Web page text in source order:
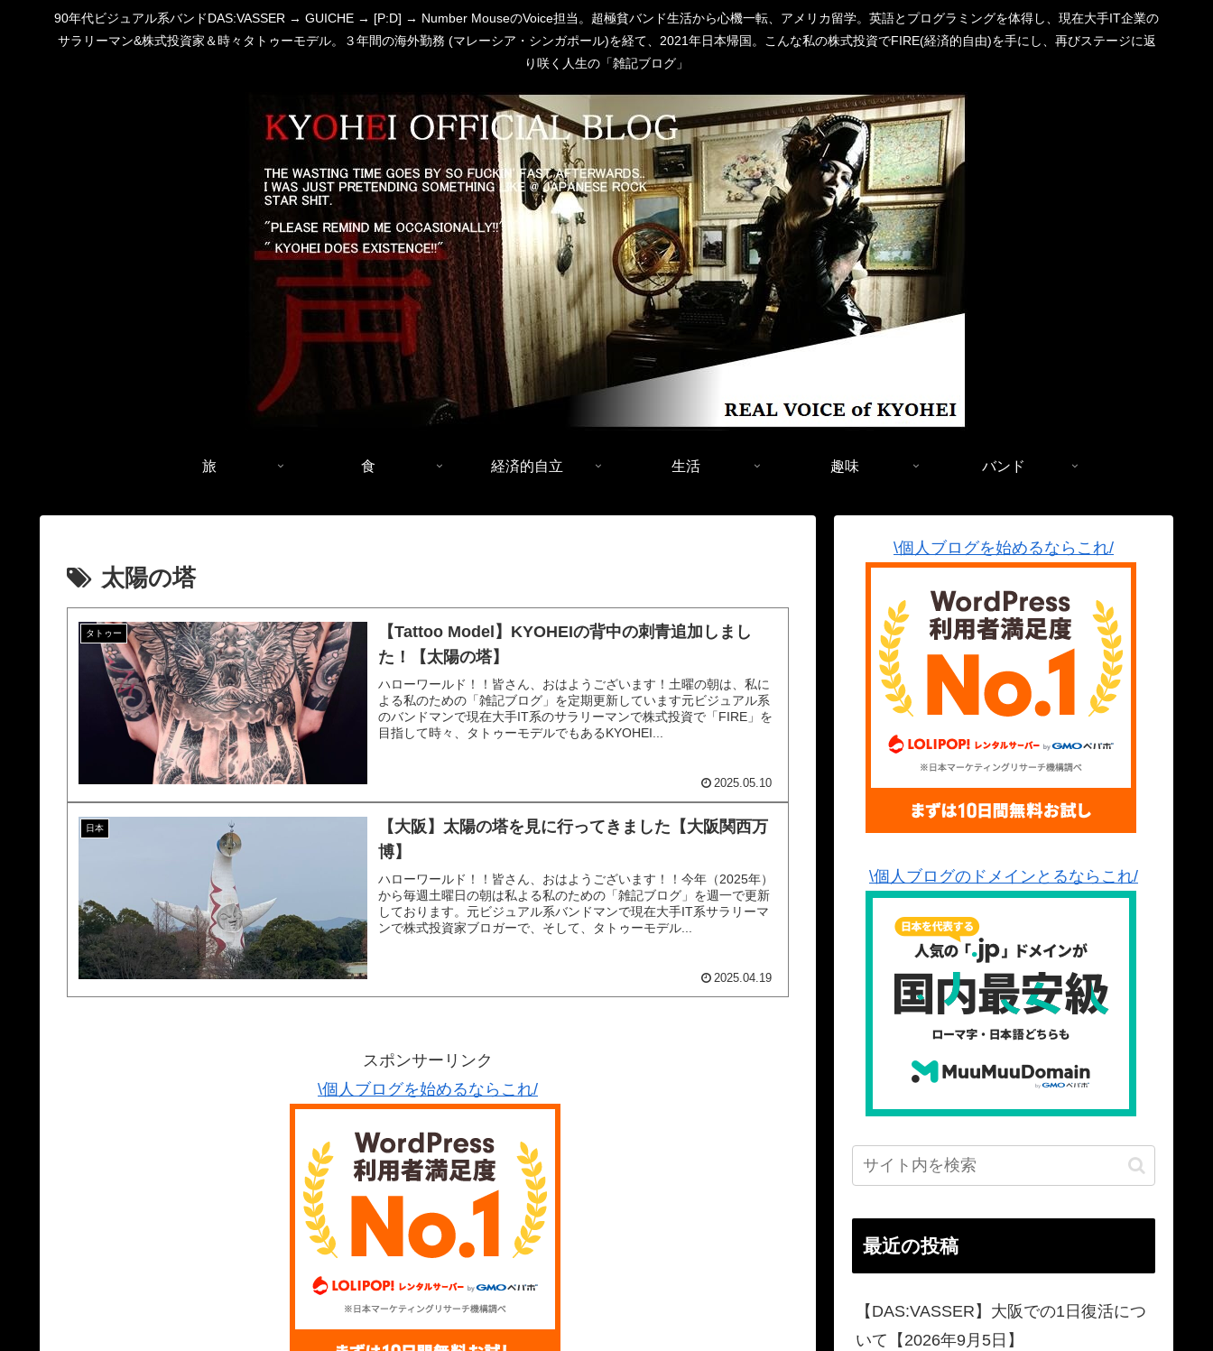
90年代ビジュアル系バンドDAS:VASSER → GUICHE → [P:D] → Number MouseのVoice担当。超極貧バンド生活から心機一転、アメリカ留学。英語とプログラミングを体得し、現在大手IT企業の
サラリーマン&株式投資家＆時々タトゥーモデル。３年間の海外勤務 (マレーシア・シンガポール)を経て、2021年日本帰国。こんな私の株式投資でFIRE(経済的自由)を手にし、再びステージに返
り咲く人生の「雑記ブログ」
旅 食 経済的自立 生活 趣味 バンド
太陽の塔
タトゥー
【Tattoo Model】KYOHEIの背中の刺青追加しまし
た！【太陽の塔】
ハローワールド！！皆さん、おはようございます！土曜の朝は、私に
よる私のための「雑記ブログ」を定期更新しています元ビジュアル系
のバンドマンで現在大手IT系のサラリーマンで株式投資で「FIRE」を
目指して時々、タトゥーモデルでもあるKYOHEI...
2025.05.10
日本
【大阪】太陽の塔を見に行ってきました【大阪関西万
博】
ハローワールド！！皆さん、おはようございます！！今年（2025年）
から毎週土曜日の朝は私よる私のための「雑記ブログ」を週一で更新
しております。元ビジュアル系バンドマンで現在大手IT系サラリーマ
ンで株式投資家ブロガーで、そして、タトゥーモデル...
2025.04.19
スポンサーリンク
\個人ブログを始めるならこれ/
\個人ブログを始めるならこれ/
\個人ブログのドメインとるならこれ/
最近の投稿
【DAS:VASSER】大阪での1日復活につ
いて【2026年9月5日】